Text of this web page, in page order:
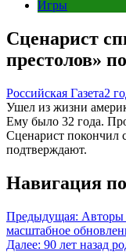
Игры
Сценарист
престолов»
Российская Газета2
Ушел из жизни
Ему было 32 года.
Сценарист покончил
подтверждают.
Навигация
Предыдущая: Авторы
масштабное
Далее: 90 лет назад